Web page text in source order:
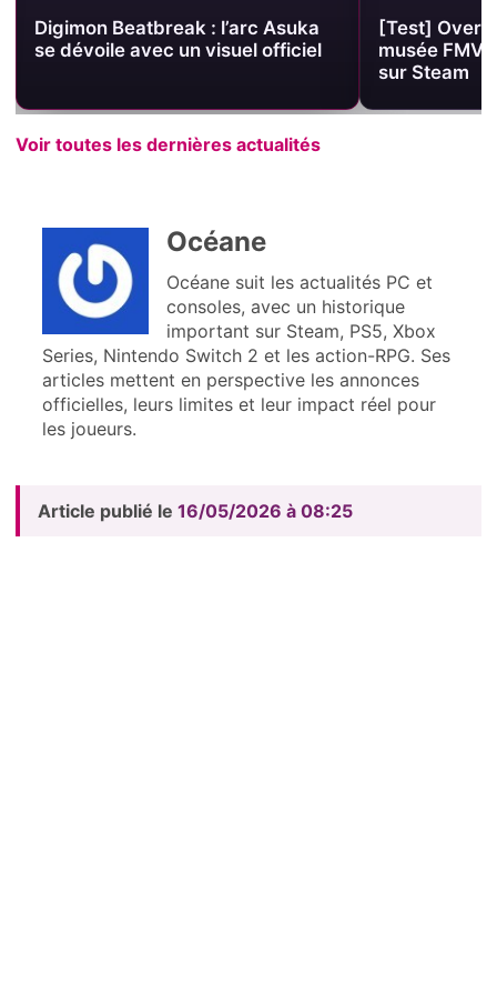
Digimon Beatbreak : l’arc Asuka
se dévoile avec un visuel officiel
[Test]
musée FMV
sur Steam
Voir toutes les dernières actualités
Océane
Océane suit les actualités PC et
consoles, avec un historique
important sur Steam, PS5, Xbox
Series, Nintendo Switch 2 et les action-RPG. Ses
articles mettent en perspective les annonces
officielles, leurs limites et leur impact réel pour
les joueurs.
Article publié le 16/05/2026 à 08:25